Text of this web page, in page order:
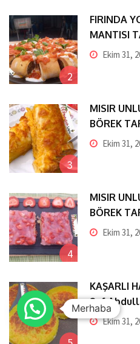
2
FIRINDA
MANTISI
Usta’dan
Ekim 31,
3
MISIR
BÖREK
Usta’dan
Ekim 31,
4
MISIR
BÖREK
Usta’dan
Ekim 31,
KAŞARLI
Şef
Nefis
Ekim 31,
Merhaba